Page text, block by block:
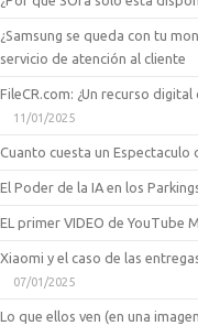
¿Samsung se queda con tu
servicio de atención al cliente
FileCR.com: ¿Un recurso
11/01/2025
Cuanto cuesta un Espectaculo
El Poder de la IA en los
EL primer VIDEO de YouTube
Xiaomi y el caso de las
07/01/2025
Lo que ellos ven (en una